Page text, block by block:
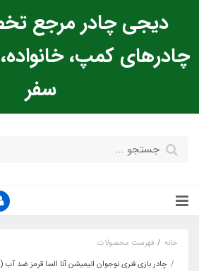
دیجی چادر مرجع
چادرهای کمپ،
سفر
خانه
فهرست محصولات
چادر بازی فنری نوجوان انیمیشن آنا السا قرمز ضد